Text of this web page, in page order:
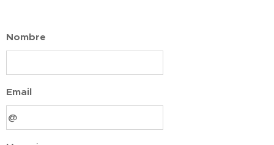
Nombre
Email